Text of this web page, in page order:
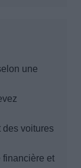
une
des voitures
financière et